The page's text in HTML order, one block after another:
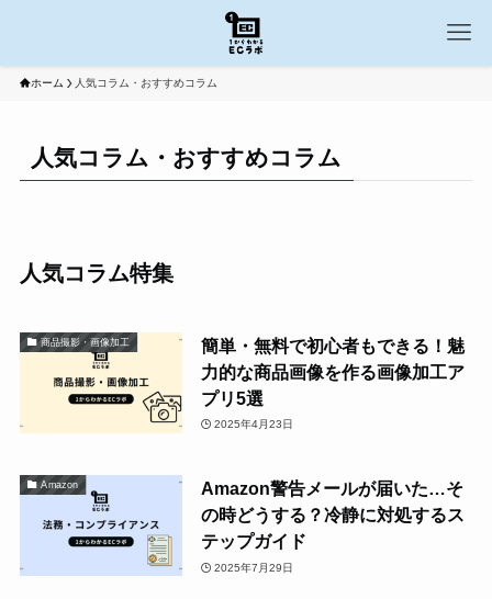
ホーム 人気コラム・おすすめコラム
人気コラム・おすすめコラム
人気コラム特集
商品撮影・画像加工
簡単・無料で初心者もできる！魅
力的な商品画像を作る画像加工ア
プリ5選
2025年4月23日
Amazon
Amazon警告メールが届いた…そ
の時どうする？冷静に対処するス
テップガイド
2025年7月29日